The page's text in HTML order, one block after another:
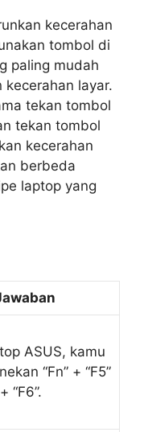
kecerahan
tombol di
paling mudah
layar.
tekan tombol
tekan tombol
kecerahan
berbeda
laptop yang
ASUS, kamu
“Fn” + “F5”
“F6”.